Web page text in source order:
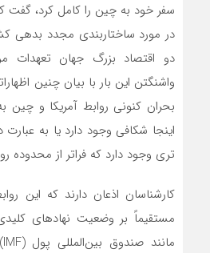
سفر خود به چین را کامل کرد، گفت
در مورد ساختاربندی مجدد بدهی
دو اقتصاد بزرگ جهان تعهدات
واشنگتن این بار با بیان چنین
بحران کنونی روابط آمریکا و چین
اینجا شکافی وجود دارد یا به
تری وجود دارد که فراتر از محدوده
کارشناسان اذعان دارند که این
مستقیماً بر وضعیت نهادهای